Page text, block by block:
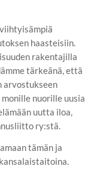
haasteisiin.
rakentajilla
tärkeänä, että
arvostukseen
nuorille uusia
uutta iloa,
ry:stä.
tämän ja